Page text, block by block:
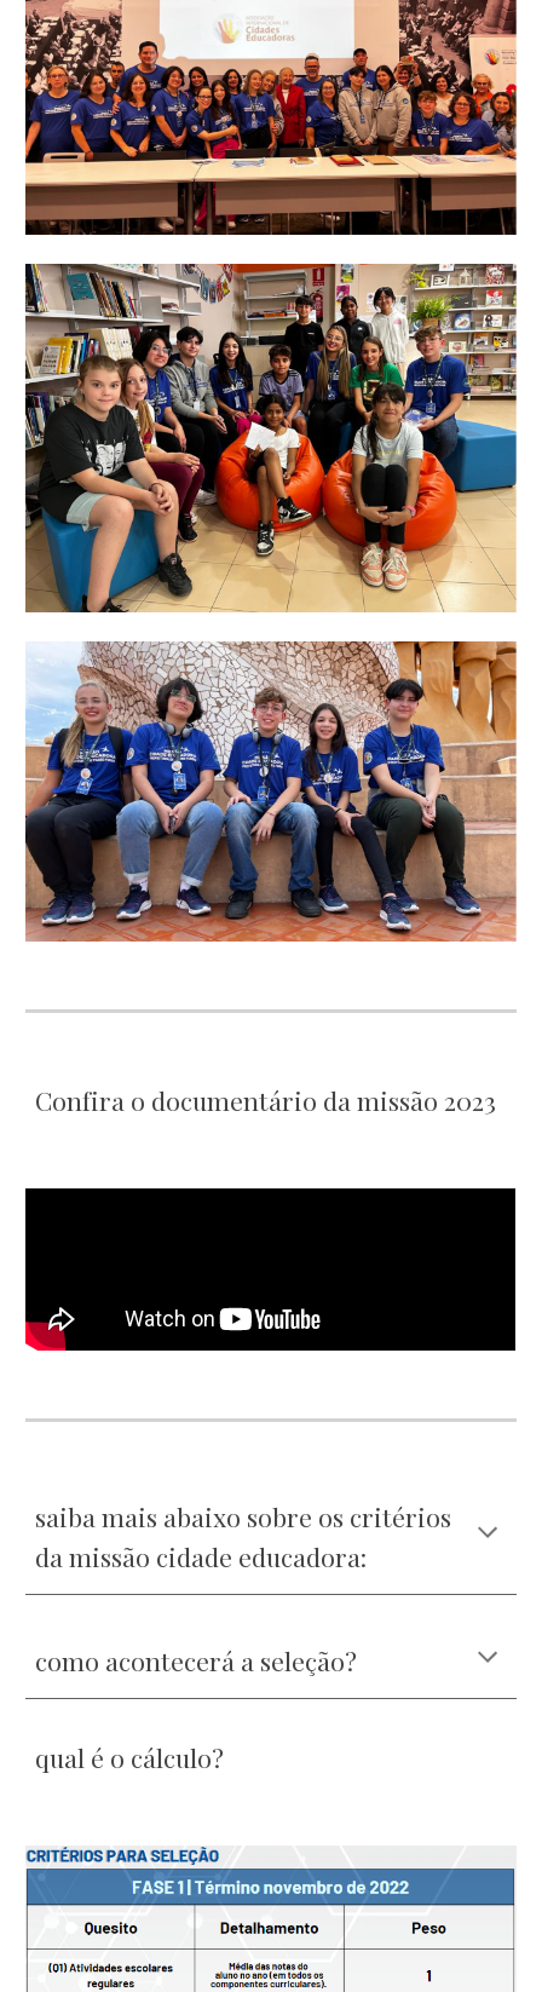
Confira o documentário da missão 2023
saiba mais abaixo sobre os critérios
da missão cidade educadora:
como acontecerá a seleção?
qual é o cálculo?